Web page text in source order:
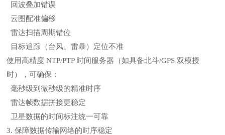
回波叠加错误
云图配准偏移
雷达扫描周期错位
目标追踪（台风、雷暴）定位不准
使用高精度 NTP/PTP 时间服务器（如具备北斗/GPS 双模授
时），可确保：
毫秒级到微秒级的精准时序
雷达帧数据拼接更稳定
卫星数据的时间标注统一可靠
3. 保障数据传输网络的时序稳定